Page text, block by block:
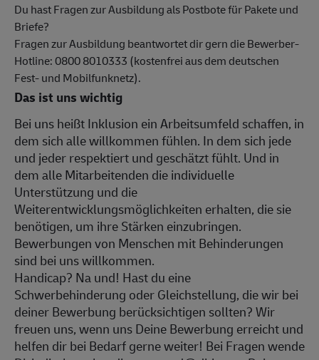
Du hast Fragen zur Ausbildung als Postbote für Pakete und
Briefe?
Fragen zur Ausbildung beantwortet dir gern die Bewerber-
Hotline: 0800 8010333 (kostenfrei aus dem deutschen
Fest- und Mobilfunknetz).
Das ist uns wichtig
Bei uns heißt Inklusion ein Arbeitsumfeld schaffen, in
dem sich alle willkommen fühlen. In dem sich jede
und jeder respektiert und geschätzt fühlt. Und in
dem alle Mitarbeitenden die individuelle
Unterstützung und die
Weiterentwicklungsmöglichkeiten erhalten, die sie
benötigen, um ihre Stärken einzubringen.
Bewerbungen von Menschen mit Behinderungen
sind bei uns willkommen.
Handicap? Na und! Hast du eine
Schwerbehinderung oder Gleichstellung, die wir bei
deiner Bewerbung berücksichtigen sollten? Wir
freuen uns, wenn uns Deine Bewerbung erreicht und
helfen dir bei Bedarf gerne weiter! Bei Fragen wende